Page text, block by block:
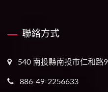
聯絡方式
540 南投縣南投市仁和路
886-49-2256633